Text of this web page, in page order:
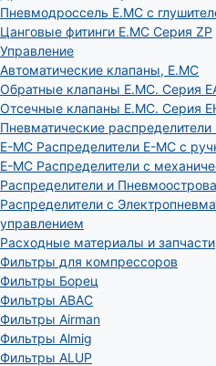
Пневмодроссель E.MC с
Цанговые фитинги E.MC Серия ZP
Управление
Автоматические клапаны, Е.МС
Обратные клапаны E.MC. Серия
Отсечные клапаны E.MC. Серия
Пневматические распределители
E-MC Распределители E-MC с
E-MC Распределители с
Распределители и
Распределители с
управлением
Расходные материалы и запчасти
Фильтры для компрессоров
Фильтры Борец
Фильтры ABAC
Фильтры Airman
Фильтры Almig
Фильтры ALUP